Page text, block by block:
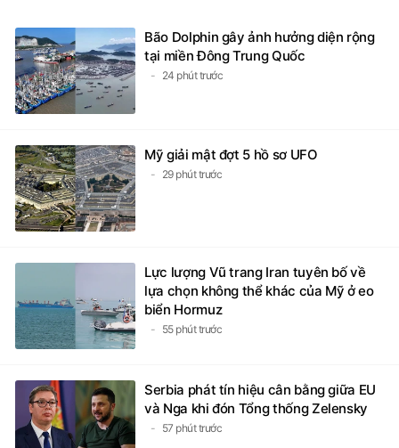
Bão Dolphin gây ảnh hưởng diện rộng
tại miền Đông Trung Quốc
24 phút trước
Mỹ giải mật đợt 5 hồ sơ UFO
29 phút trước
Lực lượng Vũ trang Iran tuyên bố về
lựa chọn không thể khác của Mỹ ở eo
biển Hormuz
55 phút trước
Serbia phát tín hiệu cân bằng giữa EU
và Nga khi đón Tổng thống Zelensky
57 phút trước